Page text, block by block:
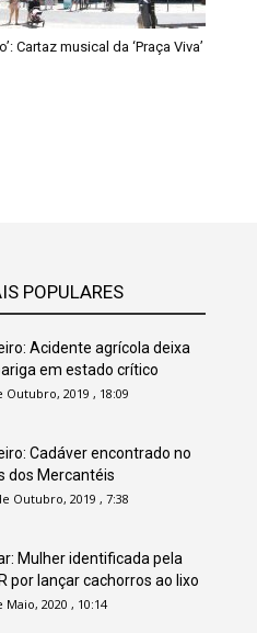
Cartaz musical da ‘Praça Viva’
POPULARES
Acidente agrícola deixa
em estado crítico
Outubro, 2019 , 18:09
Cadáver encontrado no
dos Mercantéis
Outubro, 2019 , 7:38
Mulher identificada pela
por lançar cachorros ao lixo
Maio, 2020 , 10:14